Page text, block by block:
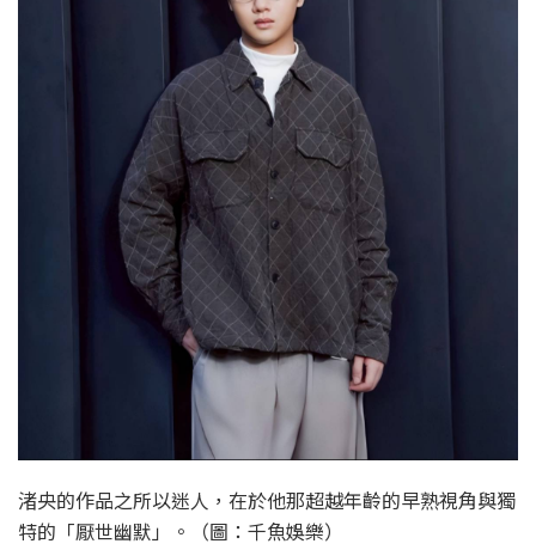
渚央的作品之所以迷人，在於他那超越年齡的早熟視角與獨
特的「厭世幽默」。（圖：千魚娛樂）